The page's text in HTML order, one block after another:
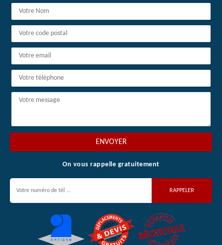
On vous rappelle gratuitement